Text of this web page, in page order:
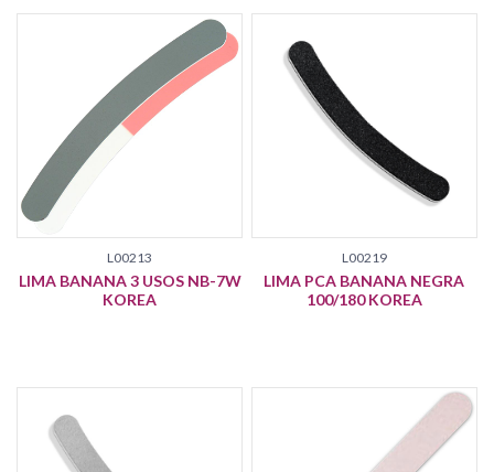
L00213
LIMA BANANA 3 USOS NB-7W
KOREA
L00219
LIMA PCA BANANA NEGRA
100/180 KOREA